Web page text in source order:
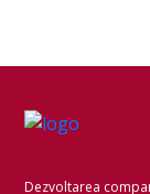
Dezvoltarea